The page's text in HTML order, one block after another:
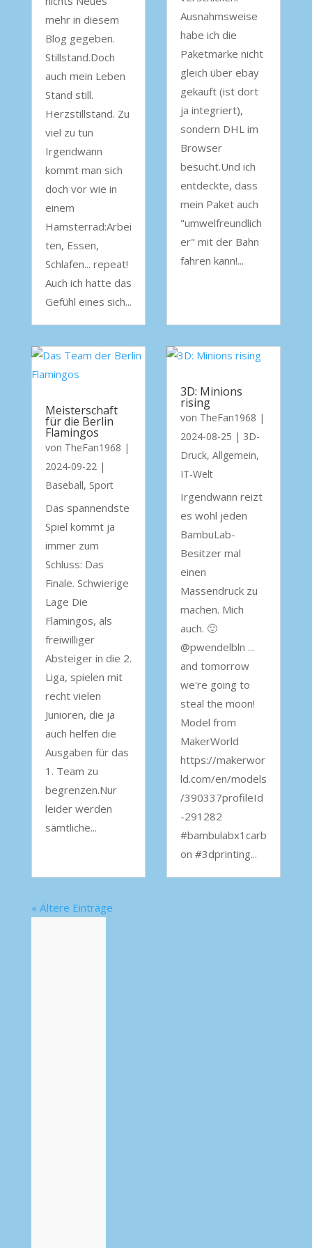
mehr in diesem
Blog gegeben.
Stillstand.Doch
auch mein Leben
Stand still.
Herzstillstand. Zu
viel zu tun
Irgendwann
kommt man sich
doch vor wie in
einem
Hamsterrad:Arbei
ten, Essen,
Schlafen... repeat!
Auch ich hatte das
Gefühl eines sich...
Ausnahmsweise
habe ich die
Paketmarke nicht
gleich über ebay
gekauft (ist dort
ja integriert),
sondern DHL im
Browser
besucht.Und ich
entdeckte, dass
mein Paket auch
"umwelfreundlich
er" mit der Bahn
fahren kann!...
Meisterschaft
für die Berlin
Flamingos
von TheFan1968 |
2024-09-22|
Baseball, Sport
Das spannendste
Spiel kommt ja
immer zum
Schluss: Das
Finale. Schwierige
Lage Die
Flamingos, als
freiwilliger
Absteiger in die 2.
Liga, spielen mit
recht vielen
Junioren, die ja
auch helfen die
Ausgaben für das
1. Team zu
begrenzen.Nur
leider werden
sämtliche...
3D: Minions
rising
von TheFan1968 |
2024-08-25 | 3D-
Druck, Allgemein,
IT-Welt
Irgendwann reizt
es wohl jeden
BambuLab-
Besitzer mal
einen
Massendruck zu
machen. Mich
auch. 🙂
@pwendelbln ...
and tomorrow
we're going to
steal the moon!
Model from
MakerWorld
https://makerwor
ld.com/en/models
/390337profileId
-291282
#bambulabx1carb
on #3dprinting...
« Ältere Einträge